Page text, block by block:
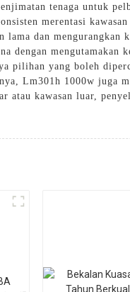
tenaga untuk
merentasi
dan mengurangkan
dengan mengutamakan
pilihan yang boleh
Lm301h 1000w juga
atau kawasan luar,